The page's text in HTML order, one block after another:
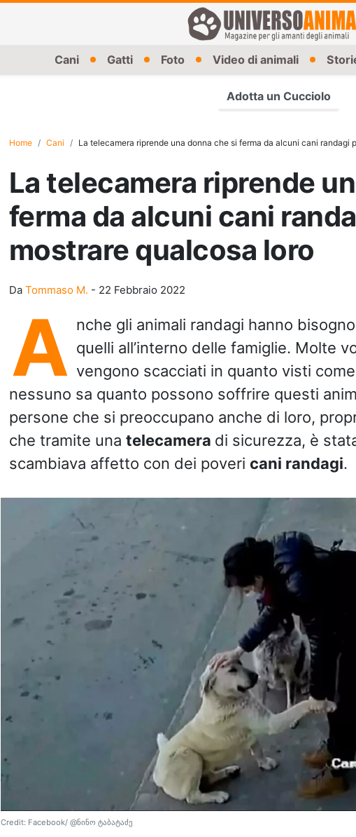
Cani Gatti Foto Video di animali
Adotta un Cucciolo
Home Cani La telecamera riprende una donna che si ferma da alcuni cani randagi
La telecamera riprende
ferma da alcuni cani
mostrare qualcosa loro
Da Tommaso M. - 22 Febbraio 2022
A nche gli animali randagi hanno
quelli all’interno delle famiglie. Molte
vengono scacciati in quanto visti
nessuno sa quanto possono soffrire questi
persone che si preoccupano anche di loro,
che tramite una telecamera di sicurezza, è
scambiava affetto con dei poveri cani randagi.
Credit: Facebook/ @ნინო ტაბატაძე